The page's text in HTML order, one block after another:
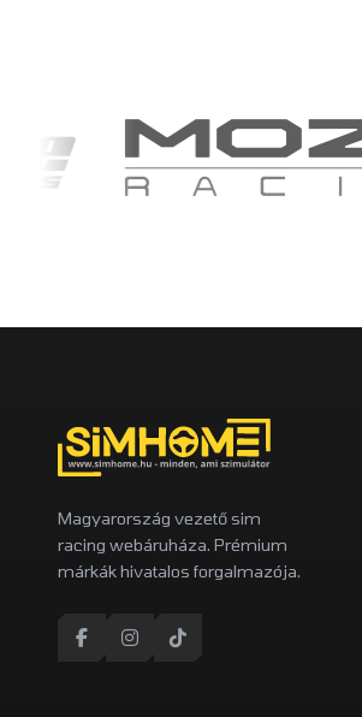
Magyarország vezető sim
racing webáruháza. Prémium
márkák hivatalos forgalmazója.